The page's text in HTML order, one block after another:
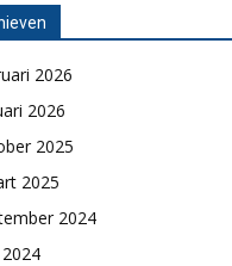
2026
2026
2025
2025
2024